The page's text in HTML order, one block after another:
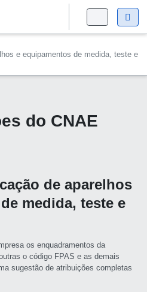
e equipamentos de medida, teste e
do CNAE
de aparelhos
medida, teste e
os enquadramentos da
o código FPAS e as demais
sugestão de atribuições completas